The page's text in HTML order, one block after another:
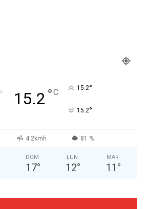
15.2 °C 15.2°
15.2°
4.2kmh 81 %
DOM
17°
LUN
12°
MAR
11 °